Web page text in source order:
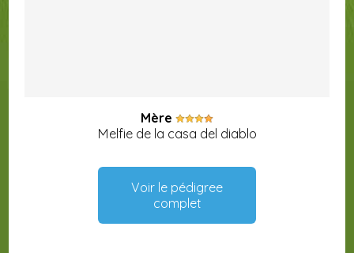
Mère
Melfie de la casa del diablo
Voir le pédigree
complet